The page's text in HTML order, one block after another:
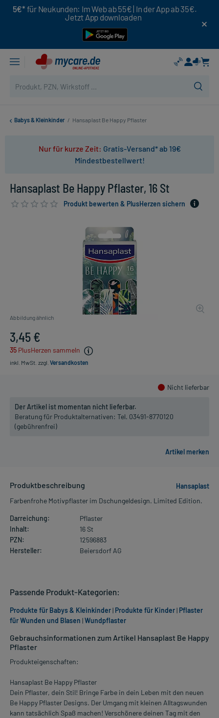
5€* für Neukunden: Im Web ab 55€ | In der App ab 35€.
Jetzt App downloaden
Babys & Kleinkinder / Hansaplast Be Happy Pflaster
Nur für kurze Zeit: Gratis-Versand* ab 19€
Mindestbestellwert!
Hansaplast Be Happy Pflaster, 16 St
Produkt bewerten & PlusHerzen sichern
Abbildung ähnlich
3,45 €
35 PlusHerzen sammeln
inkl. MwSt. zzgl. Versandkosten
Nicht lieferbar
Der Artikel ist momentan nicht lieferbar.
Beratung für Produktalternativen: Tel. 03491-8770120
(gebührenfrei)
Produktbeschreibung
Hansaplast
Farbenfrohe Motivpflaster im Dschungeldesign. Limited Edition.
Darreichung:
Pflaster
Inhalt:
16 St
PZN:
12596883
Hersteller:
Beiersdorf AG
Gebrauchsinformationen zum Artikel Hansaplast Be Happy
Pflaster
Produkteigenschaften:
Hansaplast Be Happy Pflaster
Dein Pflaster, dein Stil! Bringe Farbe in dein Leben mit den neuen
Be Happy Pflaster Designs. Der Umgang mit kleinen Alltagswunden
kann tatsächlich Spaß machen! Verschönere deinen Tag mit den
Passende Produkt-Kategorien:
Produkte für Babys & Kleinkinder| Produkte für Kinder| Pflaster
für Wunden und Blasen |Wundpflaster